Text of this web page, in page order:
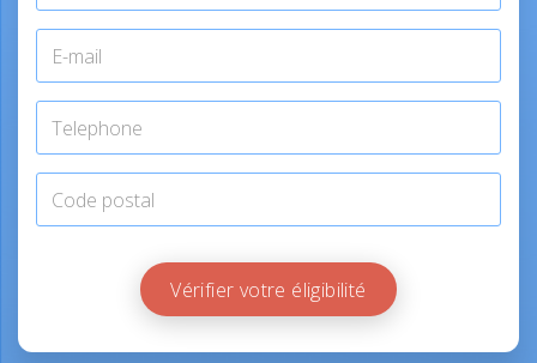
Vérifier votre éligibilité